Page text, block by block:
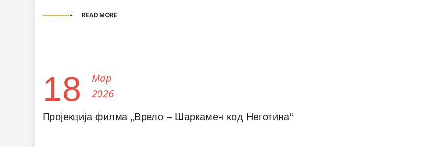
READ MORE
18
Мар
2026
Пројекција филма „Врело – Шаркамен код Неготина“